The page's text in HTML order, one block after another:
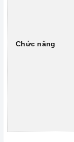
Chức năng
ngợm bấm lung
hiểm.
Chức năng
gian, an toàn
được nấu chín,
Chức năng Tự
thiết bị đun nấu
Chức năng